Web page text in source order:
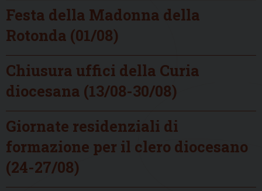
Festa della Madonna della
Rotonda (01/08)
Chiusura uffici della Curia
diocesana (13/08-30/08)
Giornate residenziali di
formazione per il clero diocesano
(24-27/08)